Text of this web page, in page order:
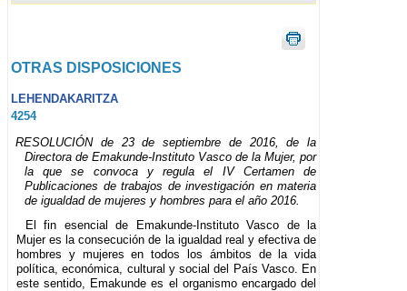
OTRAS DISPOSICIONES
LEHENDAKARITZA
4254
RESOLUCIÓN de 23 de septiembre de 2016, de la
Directora de Emakunde-Instituto Vasco de la Mujer, por
la que se convoca y regula el IV Certamen de
Publicaciones de trabajos de investigación en materia
de igualdad de mujeres y hombres para el año 2016.
El fin esencial de Emakunde-Instituto Vasco de la
Mujer es la consecución de la igualdad real y efectiva de
hombres y mujeres en todos los ámbitos de la vida
política, económica, cultural y social del País Vasco. En
este sentido, Emakunde es el organismo encargado del